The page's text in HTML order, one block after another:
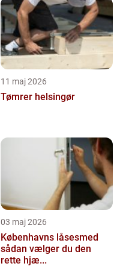
11 maj 2026
Tømrer helsingør
03 maj 2026
Københavns låsesmed
sådan vælger du den
rette hjæ...